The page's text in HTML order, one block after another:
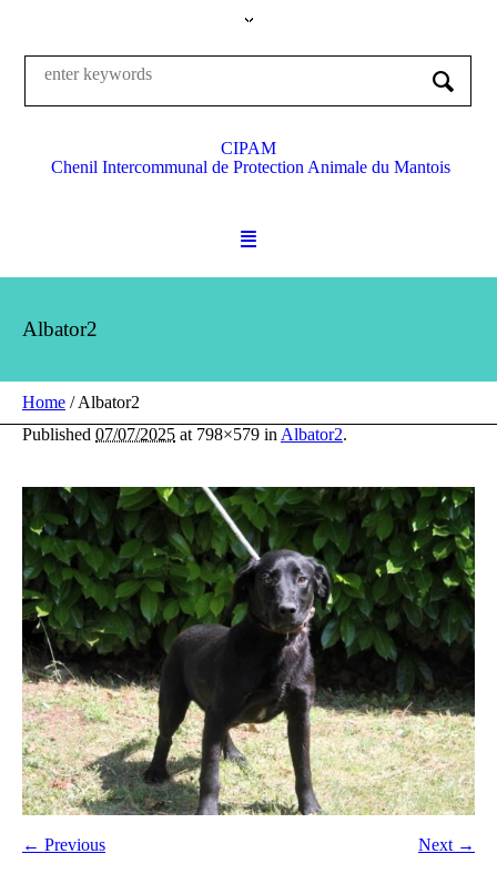
CIPAM
Chenil Intercommunal de Protection Animale du Mantois
Albator2
Home /Albator2
Published 07/07/2025 at 798×579 in Albator2.
← Previous Next →